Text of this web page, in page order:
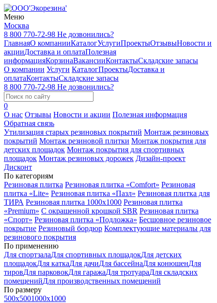
Меню
Москва
8 800 770-72-98 Не дозвонились?
ГлавнаяО компанииКаталогУслугиПроектыОтзывыНовости и
акцииДоставка и оплатаПолезная
информацияКорзинаВакансииКонтактыСкладские запасы
О компании Услуги КаталогПроектыДоставка и
оплатаКонтактыСкладские запасы
8 800 770-72-98 Не дозвонились?
0
О нас Отзывы Новости и акции Полезная информация
Обратная связь
Утилизация старых резиновых покрытий Монтаж резиновых
покрытий Монтаж резиновой плитки Монтаж покрытия для
детских площадок Монтаж покрытия для спортивных
площадок Монтаж резиновых дорожек Дизайн-проект
Дисконт
По категориям
Резиновая плитка Резиновая плитка «Comfort» Резиновая
плитка «Lite» Резиновая плитка «Пазл» Резиновая плитка для
ТИРА Резиновая плитка 1000x1000 Резиновая плитка
«Premium» С окрашенной крошкой SBR Резиновая плитка
«Спорт» Резиновая плитка «Подложка» Бесшовное резиновое
покрытие Резиновый бордюр Комплектующие материалы для
резинового покрытия
По применению
Для спортзалаДля спортивных площадокДля детских
площадокДля каткаДля дачиДля бaссейнаДля конюшенДля
тировДля парковокДля гаражаДля тротуараДля складских
помещенийДля производственных помещений
По размеру
500x5001000x1000